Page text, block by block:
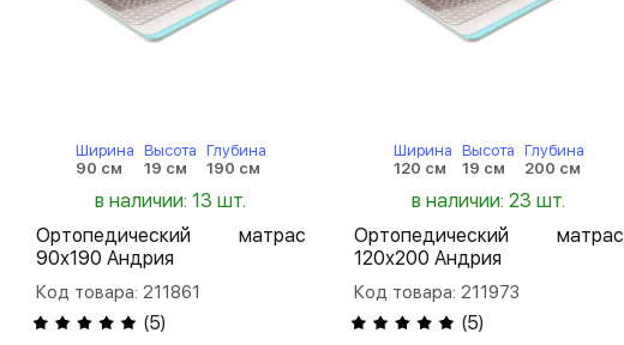
Ширина
90 см
Высота
19 см
Глубина
190 см
в наличии: 13 шт.
Ортопедический матрас
90х190 Андрия
Код товара: 211861
(5)
Ширина
120 см
Высота
19 см
Глубина
200 см
в наличии: 23 шт.
Ортопедический матрас
120х200 Андрия
Код товара: 211973
(5)